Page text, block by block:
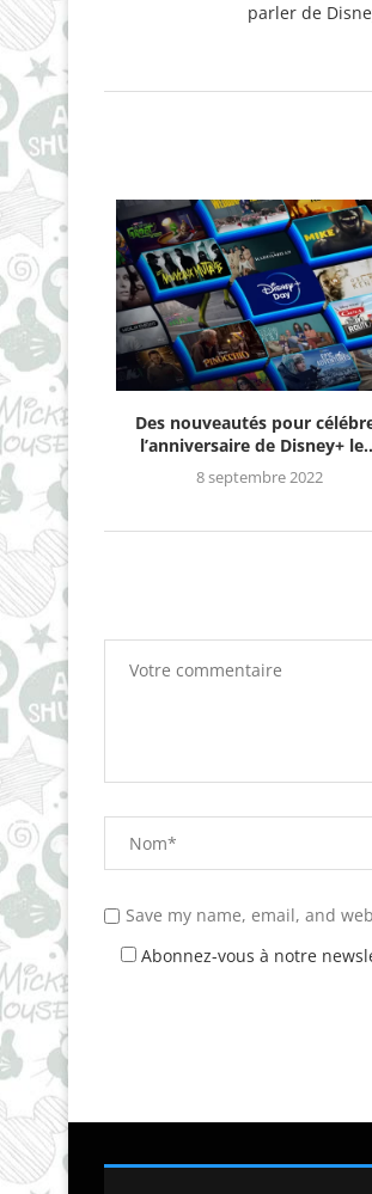
parler de
Des nouveautés pour
l’anniversaire de Disney+
8 septembre 2022
Save my name, email, and
Abonnez-vous à notre